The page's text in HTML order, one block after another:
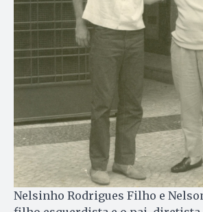
Nelsinho Rodrigues Filho e